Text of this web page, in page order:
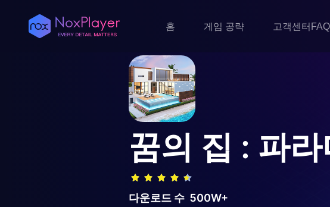
홈 게임 공략 고객센터FAQ
꿈의 집 : 파
다운로드 수 500W+